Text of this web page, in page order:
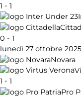
1 - 1
0 - 1
lunedì 27 ottobre 2025
Novara
1 - 1
Pro